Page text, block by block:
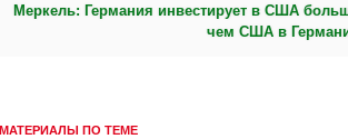
Меркель: Германия инвестирует в США
чем США в
МАТЕРИАЛЫ ПО ТЕМЕ